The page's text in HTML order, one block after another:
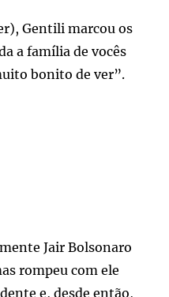
Gentili marcou os
a família de vocês
bonito de ver”.
Jair Bolsonaro
rompeu com ele
e, desde então,